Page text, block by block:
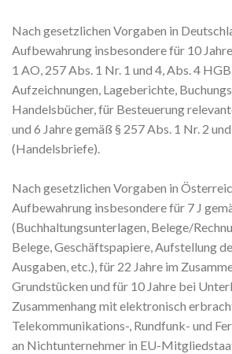
Nach gesetzlichen Vorgaben in
Aufbewahrung insbesondere für 10
1 AO, 257 Abs. 1 Nr. 1 und 4, Abs. 4
Aufzeichnungen, Lageberichte,
Handelsbücher, für Besteuerung
und 6 Jahre gemäß § 257 Abs. 1 Nr. 2
(Handelsbriefe).
Nach gesetzlichen Vorgaben in
Aufbewahrung insbesondere für 7 J
(Buchhaltungsunterlagen, Belege/
Belege, Geschäftspapiere, Aufstellung
Ausgaben, etc.), für 22 Jahre im
Grundstücken und für 10 Jahre bei
Zusammenhang mit elektronisch
Telekommunikations-, Rundfunk- und
an Nichtunternehmer in EU-